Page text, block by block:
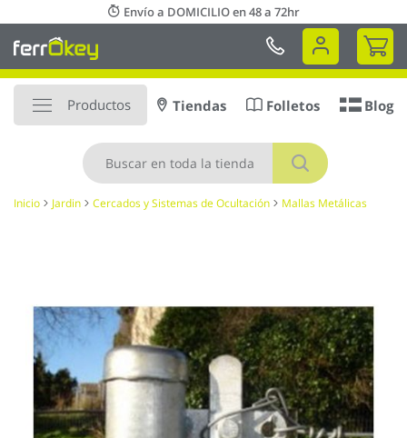
al
contenido
Envío a DOMICILIO en 48 a 72hr
Mi
Productos
Buscar
Tiendas Folletos Blog
Inicio Jardin Cercados y Sistemas de Ocultación Mallas Metálicas
galería
imágenes